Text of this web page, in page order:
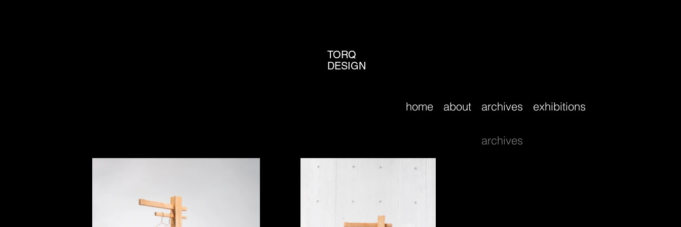
TORQ
DESIGN
home about archives exhibitions
archives